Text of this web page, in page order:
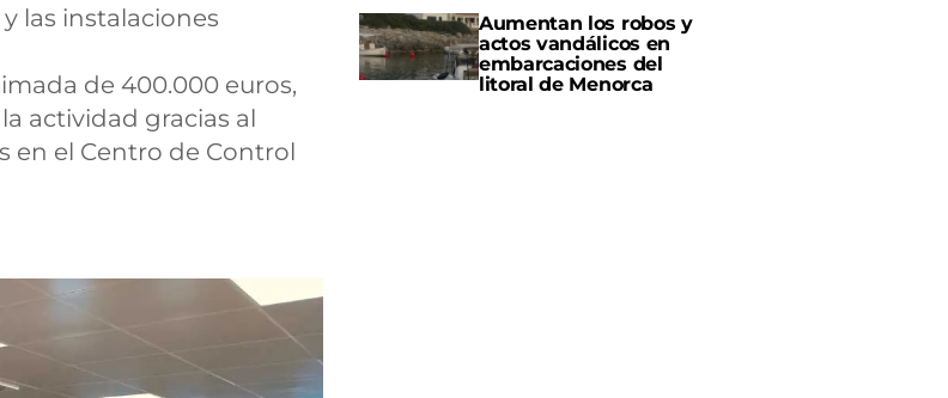
las instalaciones
de 400.000 euros,
actividad gracias al
en el Centro de Control
Aumentan los robos y
actos vandálicos en
embarcaciones del
litoral de Menorca